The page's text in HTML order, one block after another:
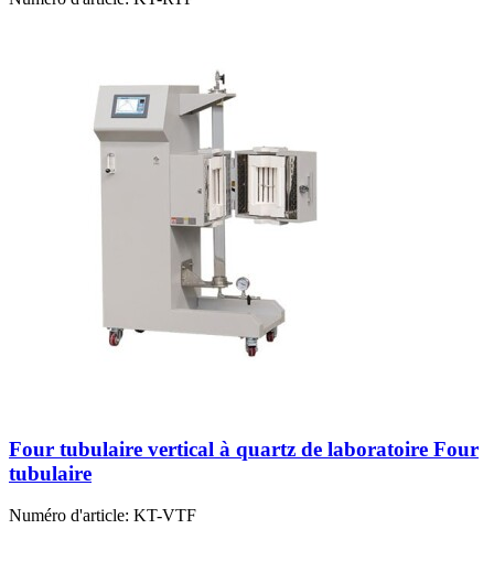
Four tubulaire vertical à quartz de laboratoire Four
tubulaire
Numéro d'article: KT-VTF